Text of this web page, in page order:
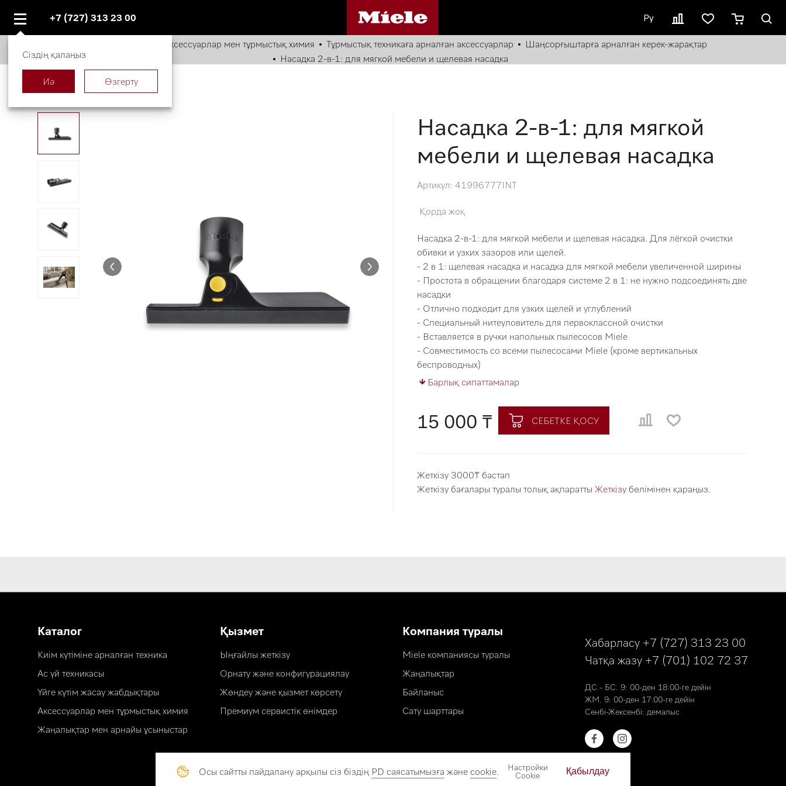
+7 (727) 313 23 00 Ру
Аксессуарлар мен тұрмыстық химия Тұрмыстық техникаға арналған аксессуарлар
Шаңсорғыштарға арналған керек-жарақтар
Насадка 2-в-1: для мягкой мебели и щелевая насадка
Насадка 2-в-1: для мягкой
мебели и щелевая насадка
Артикул: 41996777INT
Қорда жоқ
Насадка 2-в-1: для мягкой мебели и щелевая насадка. Для лёгкой очистки
обивки и узких зазоров или щелей.
- 2 в 1: щелевая насадка и насадка для мягкой мебели увеличенной ширины
- Простота в обращении благодаря системе 2 в 1: не нужно подсоединять две
насадки
- Отлично подходит для узких щелей и углублений
- Специальный нитеуловитель для первоклассной очистки
- Вставляется в ручки напольных пылесосов Miele
- Совместимость со всеми пылесосами Miele (кроме вертикальных
беспроводных)
Барлық сипаттамалар
15 000 ₸ СЕБЕТКЕ ҚОСУ
Жеткізу 3000₸ бастап
Жеткізу бағалары туралы толық ақпаратты Жеткізубөлімінен қараңыз.
Каталог
Киім күтіміне арналған техника
Ас үй техникасы
Үйге күтім жасау жабдықтары
Аксессуарлар мен тұрмыстық химия
Жаңалықтар мен арнайы ұсыныстар
Қызмет
Ыңғайлы жеткізу
Орнату және конфигурациялау
Жөндеу және қызмет көрсету
Премиум сервистік өнімдер
Компания туралы
Miele компаниясы туралы
Жаңалықтар
Байланыс
Сату шарттары
Хабарласу +7 (727) 313 23 00
Чатқа жазу +7 (701) 102 72 37
ДС.- БС. 9: 00-ден 18:00-ге дейін
ЖМ. 9: 00-ден 17:00-ге дейін
Сенбі-Жексенбі: демалыс
Сіздің қалаңыз
Иә Өзгерту
Осы сайтты пайдалану арқылы сіз біздің PD саясатымызға және cookie.
Настройки
Cookie
Қабылдау